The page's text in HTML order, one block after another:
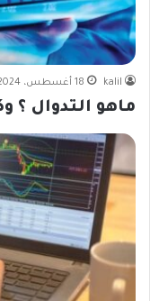
kalil 18 أغسطس، 2024
ماهو التدوال ؟